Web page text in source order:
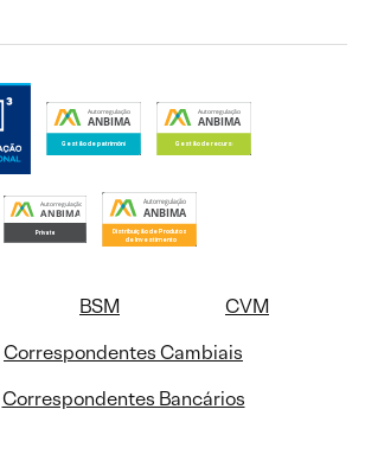
BSM
CVM
Correspondentes Cambiais
Correspondentes Bancários